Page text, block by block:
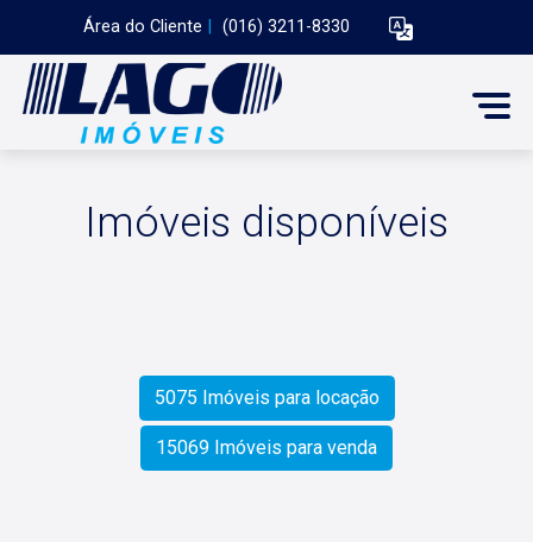
Área do Cliente (016) 3211-8330
Imóveis disponíveis
5075 Imóveis para locação
15069 Imóveis para venda